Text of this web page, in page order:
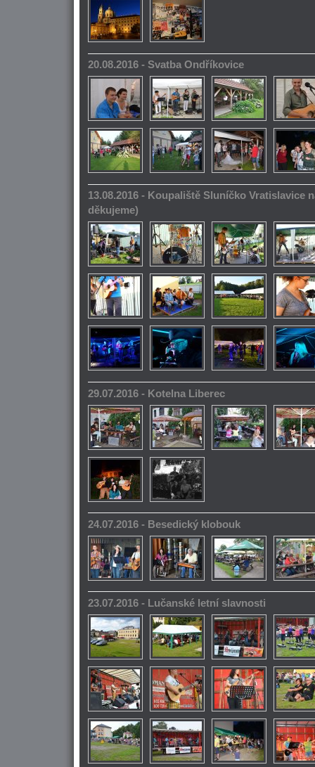
20.08.2016 - Svatba Ondříkovice
13.08.2016 - Koupaliště Sluníčko Vratislavice
děkujeme)
29.07.2016 - Kotelna Liberec
24.07.2016 - Besedický klobouk
23.07.2016 - Lučanské letní slavnosti